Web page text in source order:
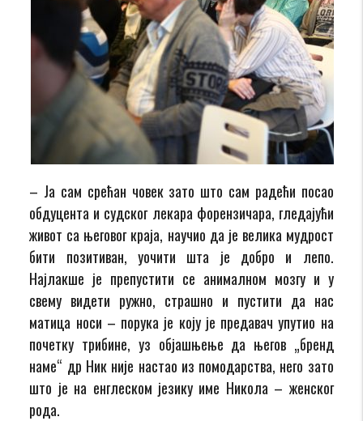
– Ја сам срећан човек зато што сам радећи посао
обдуцента и судског лекара форензичара, гледајући
живот са његовог краја, научио да је велика мудрост
бити позитиван, уочити шта је добро и лепо.
Најлакше је препустити се анималном мозгу и у
свему видети ружно, страшно и пустити да нас
матица носи – порука је коју је предавач упутио на
почетку трибине, уз објашњење да његов „бренд
наме“ др Ник није настао из помодарства, него зато
што је на енглеском језику име Никола – женског
рода.